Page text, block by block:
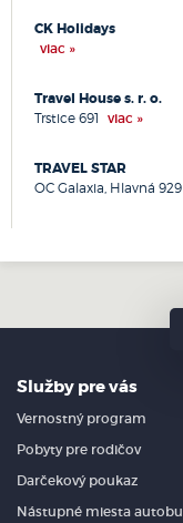
Rajec
Rimavská
Rožňava
Ruskov
Ružomberok
Slovenská
Snina
Sobrance
Spišská Nová
CK Holidays
viac »
Travel House s. r. o.
Trstice 691 viac »
TRAVEL STAR
OC Galaxia, Hlavná 929
Služby pre vás
Vernostný program
Pobyty pre rodičov
Darčekový poukaz
Nástupné miesta